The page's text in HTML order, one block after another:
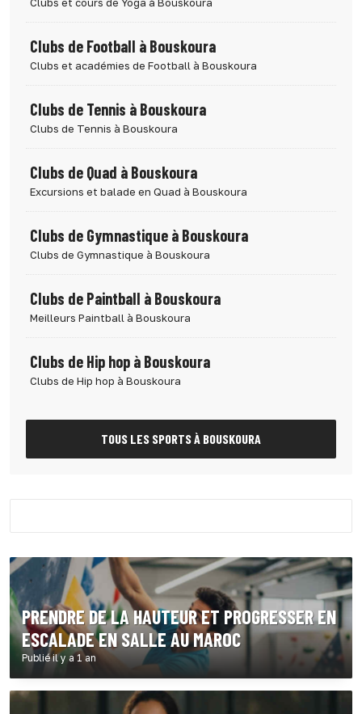
Clubs et cours de Yoga à Bouskoura
Clubs de Football à Bouskoura
Clubs et académies de Football à Bouskoura
Clubs de Tennis à Bouskoura
Clubs de Tennis à Bouskoura
Clubs de Quad à Bouskoura
Excursions et balade en Quad à Bouskoura
Clubs de Gymnastique à Bouskoura
Clubs de Gymnastique à Bouskoura
Clubs de Paintball à Bouskoura
Meilleurs Paintball à Bouskoura
Clubs de Hip hop à Bouskoura
Clubs de Hip hop à Bouskoura
TOUS LES SPORTS À BOUSKOURA
PRENDRE DE LA HAUTEUR ET PROGRESSER EN
ESCALADE EN SALLE AU MAROC
Publié il y a 1 an